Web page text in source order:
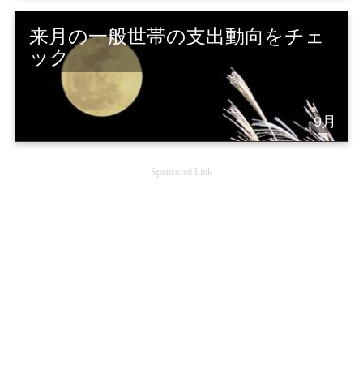
来月の一般世帯の支出動向をチェ
ック
9月
Sponsored Link